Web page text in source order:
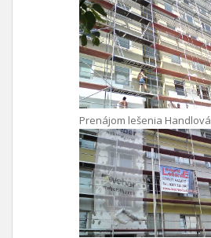
Prenájom lešenia Handlová